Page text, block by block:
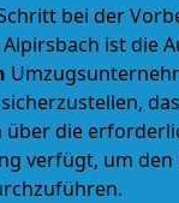
bei der
ist die
über die
verfügt, um den